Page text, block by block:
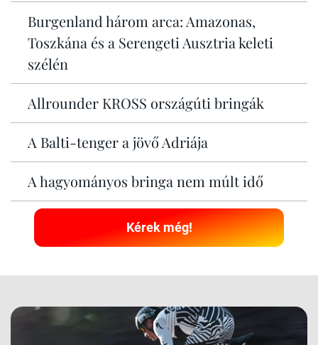
Burgenland három arca: Amazonas,
Toszkána és a Serengeti Ausztria keleti
szélén
Allrounder KROSS országúti bringák
A Balti-tenger a jövő Adriája
A hagyományos bringa nem múlt idő
Kérek még!